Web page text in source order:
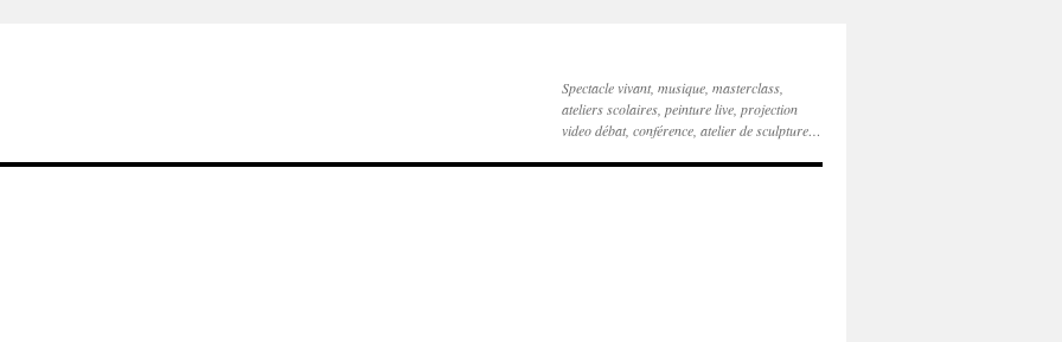
Spectacle vivant, musique, masterclass,
ateliers scolaires, peinture live, projection
video débat, conférence, atelier de sculpture…